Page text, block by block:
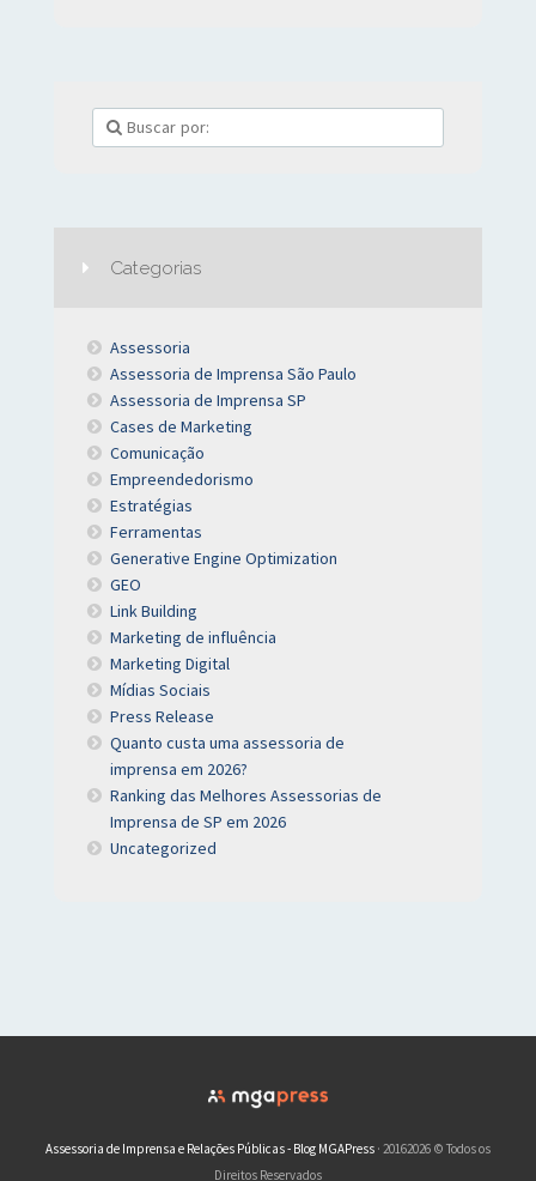
Categorias
Assessoria
Assessoria de Imprensa São Paulo
Assessoria de Imprensa SP
Cases de Marketing
Comunicação
Empreendedorismo
Estratégias
Ferramentas
Generative Engine Optimization
GEO
Link Building
Marketing de influência
Marketing Digital
Mídias Sociais
Press Release
Quanto custa uma assessoria de
imprensa em 2026?
Ranking das Melhores Assessorias de
Imprensa de SP em 2026
Uncategorized
Assessoria de Imprensa e Relações Públicas - Blog MGAPress · 20162026 © Todos os
Direitos Reservados